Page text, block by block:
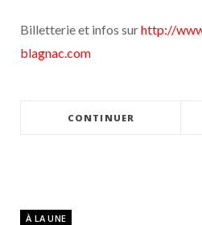
Billetterie et infos surhttp://
blagnac.com
CONTINUER
À LA UNE